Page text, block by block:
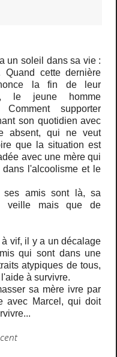
un soleil dans sa vie :
Quand cette dernière
la fin de leur
le jeune homme
Comment supporter
son quotidien avec
absent, qui ne veut
que la situation est
avec une mère qui
dans l'alcoolisme et le
ses amis sont là, sa
veille mais que de
vif, il y a un décalage
qui sont dans une
atypiques de tous,
à survivre.
sa mère ivre par
avec Marcel, qui doit